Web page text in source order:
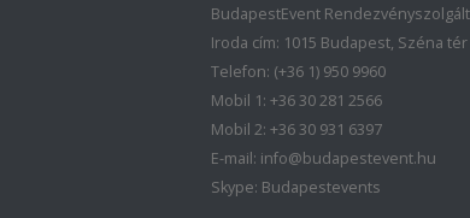
BudapestEvent
Iroda cím: 1015 Budapest, Széna tér
Telefon: (+36 1) 950 9960
Mobil 1: +36 30 281 2566
Mobil 2: +36 30 931 6397
E-mail: info@budapestevent.hu
Skype: Budapestevents